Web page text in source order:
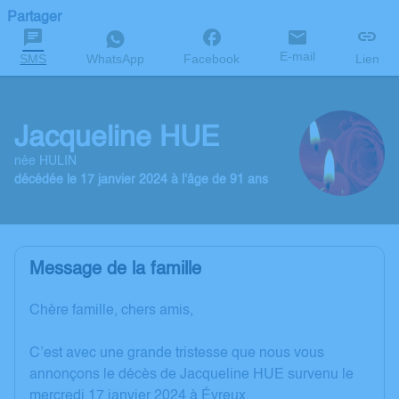
Partager
SMS WhatsApp Facebook E-mail Lien
Jacqueline HUE
née HULIN
décédée le 17 janvier 2024 à l'âge de 91 ans
Message de la famille
Chère famille, chers amis,
C’est avec une grande tristesse que nous vous
annonçons le décès de Jacqueline HUE survenu le